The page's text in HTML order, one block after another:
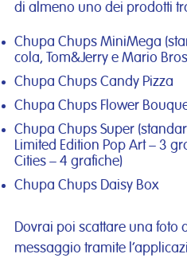
di almeno uno dei prodotti
Chupa Chups MiniMega
cola, Tom&Jerry e Mario
Chupa Chups Candy Pizza
Chupa Chups Flower
Chupa Chups Super
Limited Edition Pop Art – 3
Cities – 4 grafiche)
Chupa Chups Daisy Box
Dovrai poi scattare una foto
messaggio tramite